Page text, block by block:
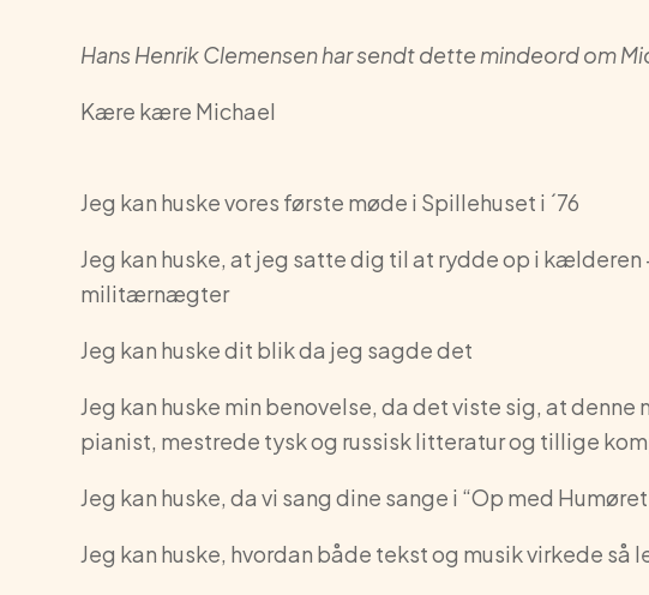
Hans Henrik Clemensen har sendt dette mindeord om
Kære kære Michael
Jeg kan huske vores første møde i Spillehuset i ´76
Jeg kan huske, at jeg satte dig til at rydde op i kælderen
militærnægter
Jeg kan huske dit blik da jeg sagde det
Jeg kan huske min benovelse, da det viste sig, at
pianist, mestrede tysk og russisk litteratur og tillige
Jeg kan huske, da vi sang dine sange i “Op med
Jeg kan huske, hvordan både tekst og musik virkede så